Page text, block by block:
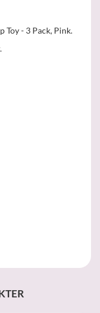
Toy - 3 Pack, Pink.